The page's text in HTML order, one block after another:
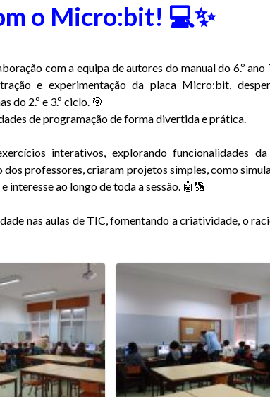
o Micro:bit! 💻✨
com a equipa de autores do manual do 6.º ano
e experimentação da placa Micro:bit,
do 2.º e 3.º ciclo. 🎯
de programação de forma divertida e prática.
interativos, explorando funcionalidades
professores, criaram projetos simples, como
interesse ao longo de toda a sessão. 🤖🔢
nas aulas de TIC, fomentando a criatividade, o